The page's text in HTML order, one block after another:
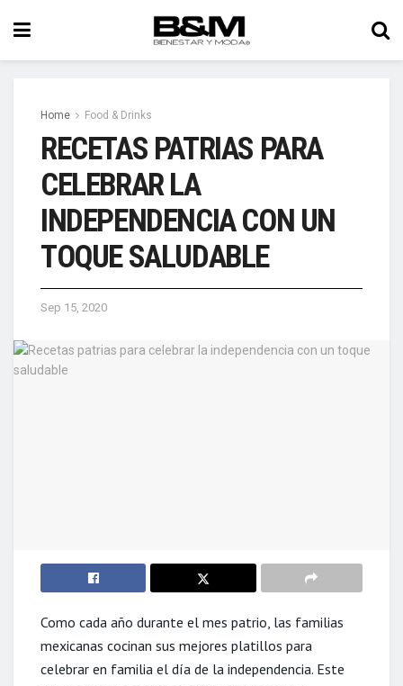
Home Food & Drinks
RECETAS PATRIAS PARA
CELEBRAR LA
INDEPENDENCIA CON UN
TOQUE SALUDABLE
Sep 15, 2020
Como cada año durante el mes patrio, las familias
mexicanas cocinan sus mejores platillos para
celebrar en familia el día de la independencia. Este